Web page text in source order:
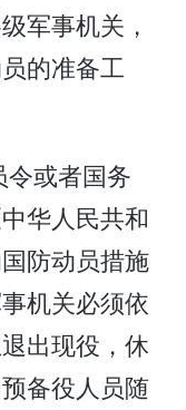
军事机关，
的准备工
或者国务
华人民共和
防动员措施
机关必须依
出现役，休
备役人员随